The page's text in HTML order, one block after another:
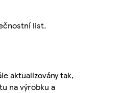
list.
aktualizovány tak,
na výrobku a